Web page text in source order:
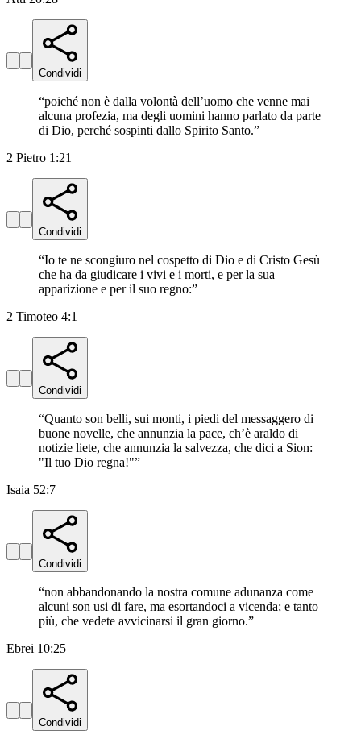
Condividi
“poiché non è dalla volontà dell’uomo che venne mai
alcuna profezia, ma degli uomini hanno parlato da parte
di Dio, perché sospinti dallo Spirito Santo.”
2 Pietro 1:21
Condividi
“Io te ne scongiuro nel cospetto di Dio e di Cristo Gesù
che ha da giudicare i vivi e i morti, e per la sua
apparizione e per il suo regno:”
2 Timoteo 4:1
Condividi
“Quanto son belli, sui monti, i piedi del messaggero di
buone novelle, che annunzia la pace, ch’è araldo di
notizie liete, che annunzia la salvezza, che dici a Sion:
"Il tuo Dio regna!"”
Isaia 52:7
Condividi
“non abbandonando la nostra comune adunanza come
alcuni son usi di fare, ma esortandoci a vicenda; e tanto
più, che vedete avvicinarsi il gran giorno.”
Ebrei 10:25
Condividi